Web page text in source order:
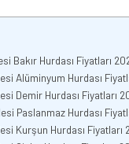
Bakır Hurdası Fiyatları
Alüminyum Hurdası
Demir Hurdası Fiyatları
Paslanmaz Hurdası
Kurşun Hurdası Fiyatları